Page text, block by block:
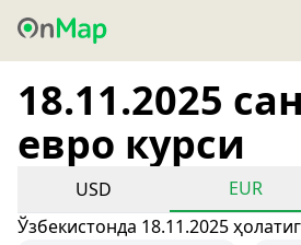
18.11.2025
евро курси
USD EUR
Ўзбекистонда 18.11.2025